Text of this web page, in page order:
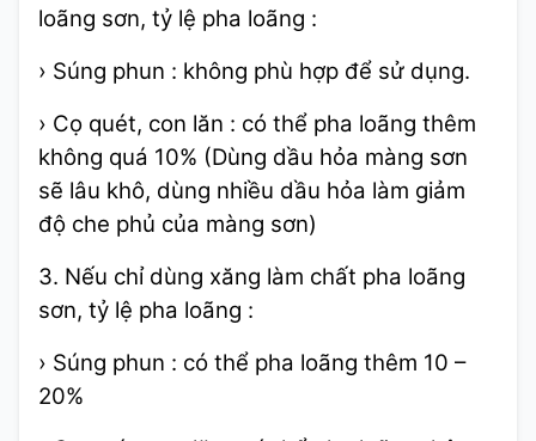
loãng sơn, tỷ lệ pha loãng :
› Súng phun : không phù hợp để sử dụng.
› Cọ quét, con lăn : có thể pha loãng thêm
không quá 10% (Dùng dầu hỏa màng sơn
sẽ lâu khô, dùng nhiều dầu hỏa làm giảm
độ che phủ của màng sơn)
3. Nếu chỉ dùng xăng làm chất pha loãng
sơn, tỷ lệ pha loãng :
› Súng phun : có thể pha loãng thêm 10 –
20%